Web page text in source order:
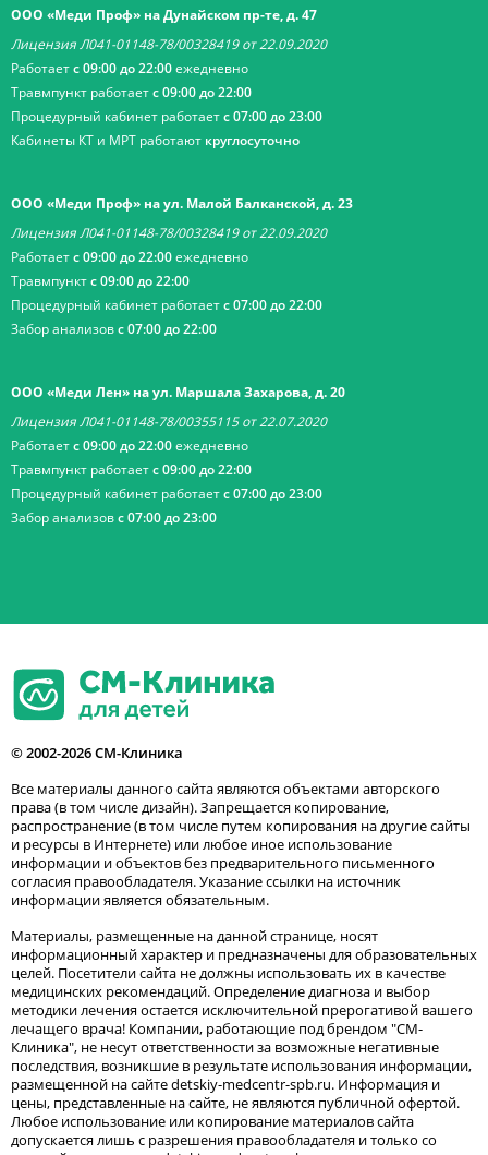
ООО «Меди Проф» на Дунайском пр-те, д. 47
Лицензия Л041-01148-78/00328419 от 22.09.2020
Работаетс 09:00 до 22:00ежедневно
Травмпункт работаетс 09:00 до 22:00
Процедурный кабинет работаетс 07:00 до 23:00
Кабинеты КТ и МРТ работают круглосуточно
ООО «Меди Проф» на ул. Малой Балканской, д. 23
Лицензия Л041-01148-78/00328419 от 22.09.2020
Работаетс 09:00 до 22:00ежедневно
Травмпунктс 09:00 до 22:00
Процедурный кабинет работаетс 07:00 до 22:00
Забор анализовс 07:00 до 22:00
ООО «Меди Лен» на ул. Маршала Захарова, д. 20
Лицензия Л041-01148-78/00355115 от 22.07.2020
Работаетс 09:00 до 22:00ежедневно
Травмпункт работаетс 09:00 до 22:00
Процедурный кабинет работаетс 07:00 до 23:00
Забор анализовс 07:00 до 23:00
© 2002-2026 СМ-Клиника
Все материалы данного сайта являются объектами авторского
права (в том числе дизайн). Запрещается копирование,
распространение (в том числе путем копирования на другие сайты
и ресурсы в Интернете) или любое иное использование
информации и объектов без предварительного письменного
согласия правообладателя. Указание ссылки на источник
информации является обязательным.
Материалы, размещенные на данной странице, носят
информационный характер и предназначены для образовательных
целей. Посетители сайта не должны использовать их в качестве
медицинских рекомендаций. Определение диагноза и выбор
методики лечения остается исключительной прерогативой вашего
лечащего врача! Компании, работающие под брендом "СМ-
Клиника", не несут ответственности за возможные негативные
последствия, возникшие в результате использования информации,
размещенной на сайте detskiy-medcentr-spb.ru. Информация и
цены, представленные на сайте, не являются публичной офертой.
Любое использование или копирование материалов сайта
допускается лишь с разрешения правообладателя и только со